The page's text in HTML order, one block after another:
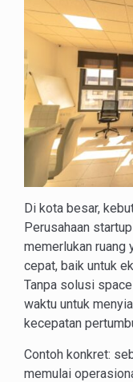
Di kota besar,
Perusahaan
memerlukan ruang
cepat, baik untuk
Tanpa solusi
waktu untuk
kecepatan
Contoh konkret:
memulai